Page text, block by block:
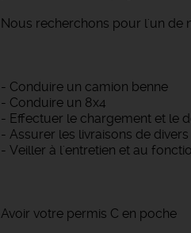
Nous recherchons pour l'un de
- Conduire un camion benne
- Conduire un 8x4
- Effectuer le chargement et le
- Assurer les livraisons de
- Veiller à l'entretien et au
Avoir votre permis C en poche